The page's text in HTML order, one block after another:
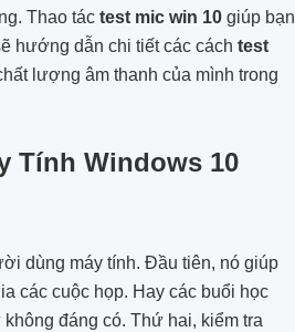
Thao tác test mic win 10 giúp bạn
hướng dẫn chi tiết các cách test
lượng âm thanh của mình trong
Tính Windows 10
dùng máy tính. Đầu tiên, nó giúp
các cuộc họp. Hay các buổi học
đáng có. Thứ hai, kiểm tra